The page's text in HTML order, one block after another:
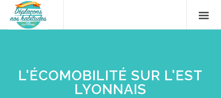
L'ÉCOMOBILITÉ SUR L'EST
LYONNAIS